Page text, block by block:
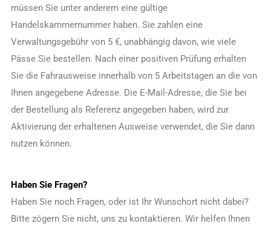
müssen Sie unter anderem eine gültige
Handelskammernummer haben. Sie zahlen eine
Verwaltungsgebühr von 5 €, unabhängig davon, wie viele
Pässe Sie bestellen. Nach einer positiven Prüfung erhalten
Sie die Fahrausweise innerhalb von 5 Arbeitstagen an die von
Ihnen angegebene Adresse. Die E-Mail-Adresse, die Sie bei
der Bestellung als Referenz angegeben haben, wird zur
Aktivierung der erhaltenen Ausweise verwendet, die Sie dann
nutzen können.
Haben Sie Fragen?
Haben Sie noch Fragen, oder ist Ihr Wunschort nicht dabei?
Bitte zögern Sie nicht, uns zu kontaktieren. Wir helfen Ihnen